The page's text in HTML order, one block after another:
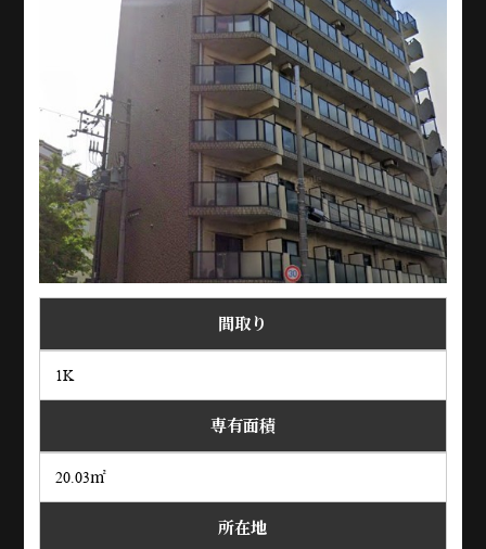
間取り
1K
専有面積
20.03㎡
所在地